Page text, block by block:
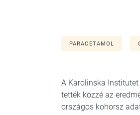
PARACETAMOL
A Karolinska
tették közzé az
országos kohorsz